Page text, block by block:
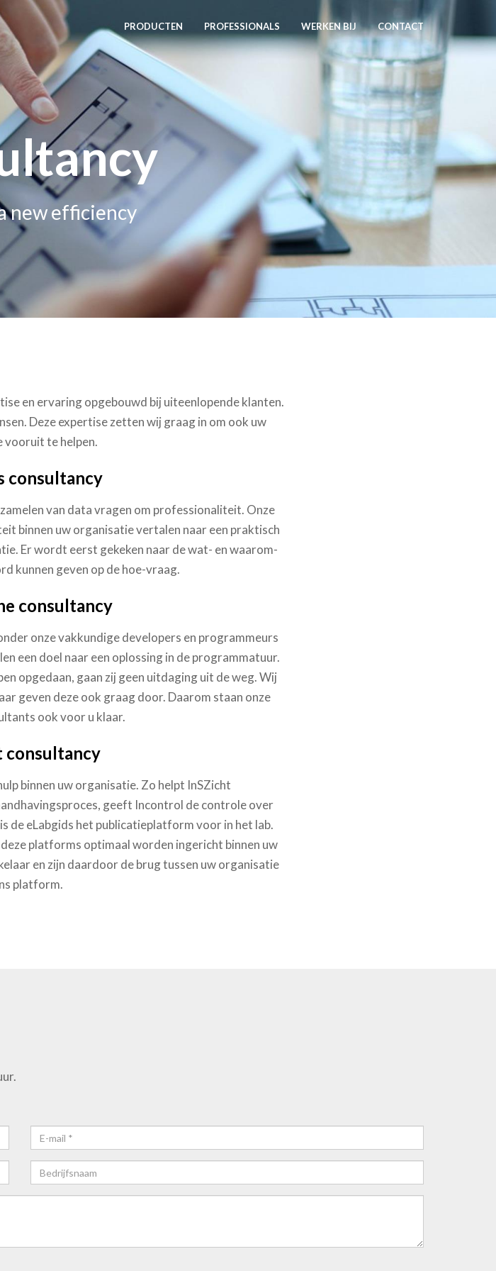
PRODUCTEN PROFESSIONALS WERKEN BIJ CONTACT
new efficiency
en ervaring opgebouwd bij uiteenlopende klanten.
Deze expertise zetten wij graag in om ook uw
vooruit te helpen.
consultancy
van data vragen om professionaliteit. Onze
binnen uw organisatie vertalen naar een praktisch
Er wordt eerst gekeken naar de wat- en waarom-
kunnen geven op de hoe-vraag.
consultancy
onze vakkundige developers en programmeurs
een doel naar een oplossing in de programmatuur.
opgedaan, gaan zij geen uitdaging uit de weg. Wij
geven deze ook graag door. Daarom staan onze
ook voor u klaar.
consultancy
binnen uw organisatie. Zo helpt InSZicht
geeft Incontrol de controle over
de eLabgids het publicatieplatform voor in het lab.
platforms optimaal worden ingericht binnen uw
en zijn daardoor de brug tussen uw organisatie
platform.
E-
mail*
Bedrijfsnaam